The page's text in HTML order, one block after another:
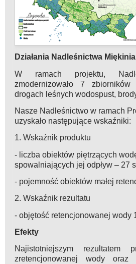
Działania Nadleśnictwa Miękinia
W ramach projektu,
zmodernizowało 7
drogach leśnych wodospust,
Nasze Nadleśnictwo w ramach
uzyskało następujące wskaźniki:
1. Wskaźnik produktu
- liczba obiektów piętrzących
spowalniających jej odpływ – 27
- pojemność obiektów małej
2. Wskaźnik rezultatu
- objętość retencjonowanej wody
Efekty
Najistotniejszym rezultatem
zretencjonowanej wody oraz